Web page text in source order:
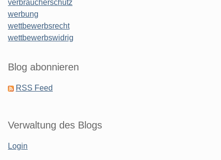
verbraucherschutz
werbung
wettbewerbsrecht
wettbewerbswidrig
Blog abonnieren
RSS Feed
Verwaltung des Blogs
Login